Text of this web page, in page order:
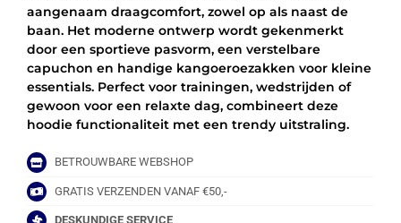
aangenaam draagcomfort, zowel op als naast de
baan. Het moderne ontwerp wordt gekenmerkt
door een sportieve pasvorm, een verstelbare
capuchon en handige kangoeroezakken voor kleine
essentials. Perfect voor trainingen, wedstrijden of
gewoon voor een relaxte dag, combineert deze
hoodie functionaliteit met een trendy uitstraling.
BETROUWBARE WEBSHOP
GRATIS VERZENDEN VANAF €50,-
DESKUNDIGE SERVICE